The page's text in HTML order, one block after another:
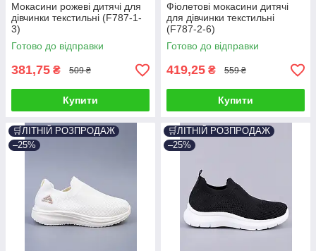
Мокасини рожеві дитячі для
дівчинки текстильні (F787-1-
3)
Готово до відправки
381,75 ₴ 509 ₴
Купити
Фіолетові мокасини дитячі
для дівчинки текстильні
(F787-2-6)
Готово до відправки
419,25 ₴ 559 ₴
Купити
🛒ЛІТНІЙ РОЗПРОДАЖ
–25%
🛒ЛІТНІЙ РОЗПРОДАЖ
–25%